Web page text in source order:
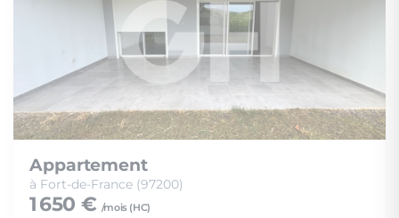
Appartement
à Fort-de-France (97200)
1 650 € /mois (HC)